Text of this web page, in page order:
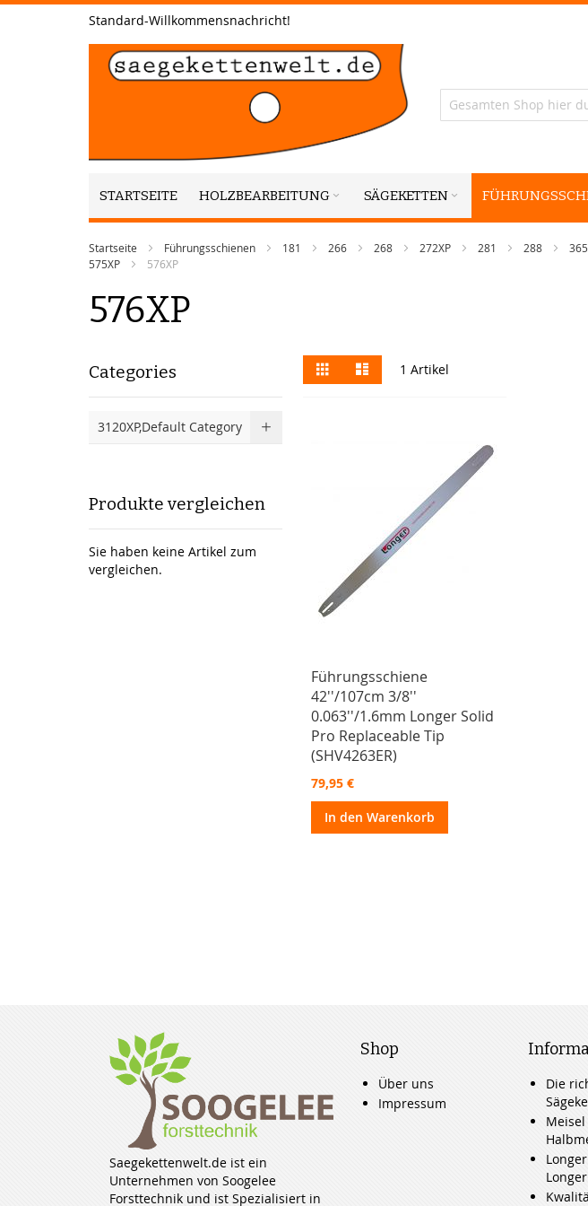
Zum
Inhalt
springen
Standard-Willkommensnachricht!
STARTSEITE HOLZBEARBEITUNG SÄGEKETTEN
Startseite Führungsschienen 181 266 268 272XP 281 288
575XP
576XP
576XP
Anzeigen
als
Liste 1 Artikel
Führungsschiene
42''/107cm 3/8''
0.063''/1.6mm Longer Solid
Pro Replaceable Tip
(SHV4263ER)
79,95 €
In den Warenkorb
Categories
3120XP,Default Category
Produkte vergleichen
Sie haben keine Artikel zum
vergleichen.
Saegekettenwelt.de ist ein
Unternehmen von Soogelee
Forsttechnik und ist Spezialisiert in
Shop
Über uns
Impressum
Die